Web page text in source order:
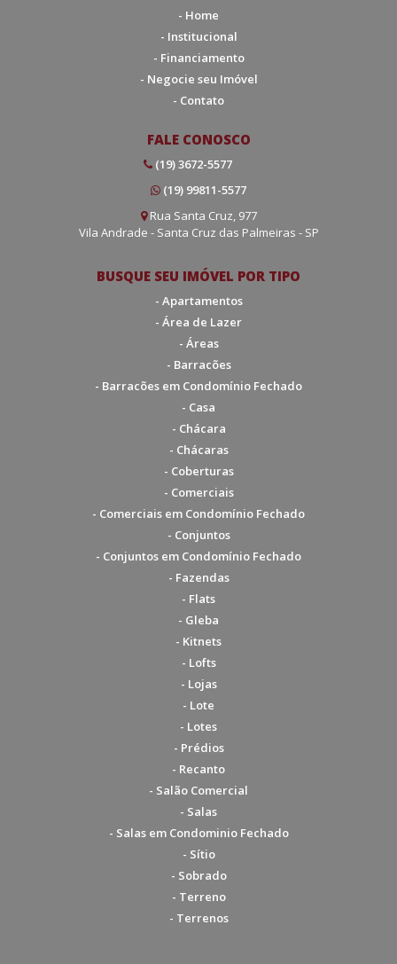
- Home
- Institucional
- Financiamento
- Negocie seu Imóvel
- Contato
FALE CONOSCO
(19) 3672-5577
(19) 99811-5577
Rua Santa Cruz, 977
Vila Andrade - Santa Cruz das Palmeiras - SP
BUSQUE SEU IMÓVEL POR TIPO
- Apartamentos
- Área de Lazer
- Áreas
- Barracões
- Barracões em Condomínio Fechado
- Casa
- Chácara
- Chácaras
- Coberturas
- Comerciais
- Comerciais em Condomínio Fechado
- Conjuntos
- Conjuntos em Condomínio Fechado
- Fazendas
- Flats
- Gleba
- Kitnets
- Lofts
- Lojas
- Lote
- Lotes
- Prédios
- Recanto
- Salão Comercial
- Salas
- Salas em Condominio Fechado
- Sítio
- Sobrado
- Terreno
- Terrenos